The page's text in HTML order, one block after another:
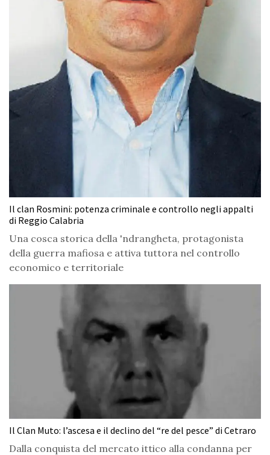
Il clan Rosmini: potenza criminale e controllo negli appalti
di Reggio Calabria
Una cosca storica della 'ndrangheta, protagonista
della guerra mafiosa e attiva tuttora nel controllo
economico e territoriale
Il Clan Muto: l’ascesa e il declino del “re del pesce” di Cetraro
Dalla conquista del mercato ittico alla condanna per